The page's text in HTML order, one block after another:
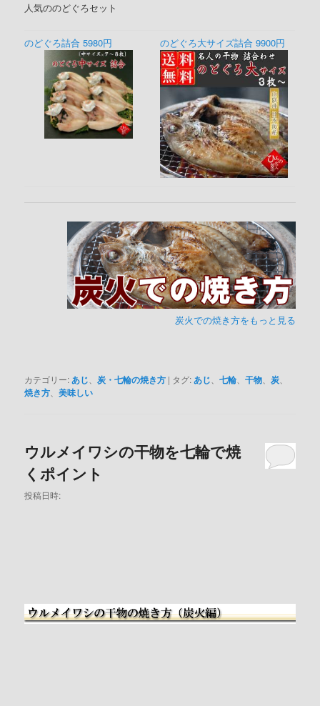
人気ののどぐろセット
のどぐろ詰合 5980円 のどぐろ大サイズ詰合 9900円
炭火での焼き方をもっと見る
カテゴリー:あじ 炭・七輪の焼き方 | タグ:あじ 、七輪 、干物 炭
焼き方 、美味しい
ウルメイワシの干物を七輪で焼
くポイント
投稿日時: